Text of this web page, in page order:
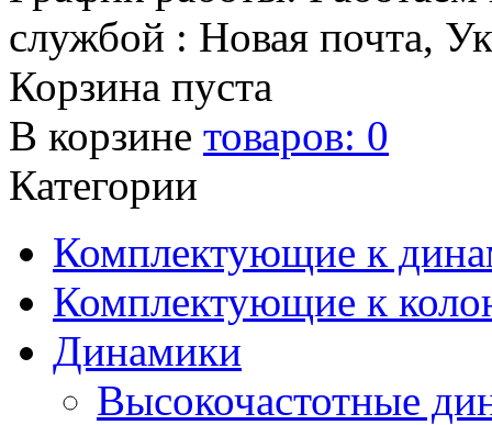
службой : Новая почта,
Корзина пуста
В корзине товаров: 0
Категории
Комплектующие к
Комплектующие к
Динамики
Высокочастотные